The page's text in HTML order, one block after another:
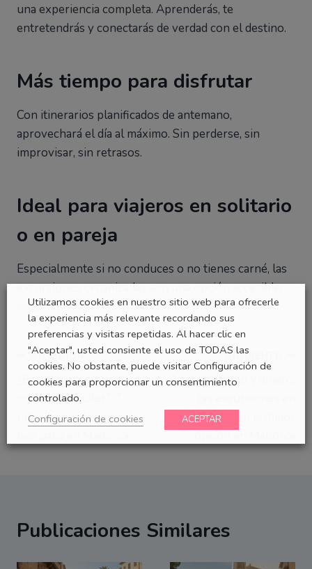
una experiencia completa. Aprenderás, te
entretendrás y conectarás de verdad con el destino.
Más tiempo para disfrutar
Con itinerarios planificados de antemano,
aprovechará el día al máximo. Sin perderse, sin
improvisar, sin retrasos.
Ideal para viajeros en solitario
o en pareja
Especialmente si no conduces o no tienes carné, las
excursiones organizadas son una opción accesible,
segura y social.
Navegación
de
entradas
ANTERIOR
¿Excursión en bus o
coche de alquiler? 7
razones por las que el
SIGUIENTE
Ahorre tiempo y dinero:
autobús son la mejor
Publicaciones Similares
Utilizamos cookies en nuestro sitio web para ofrecerle
la experiencia más relevante recordando sus
preferencias y visitas repetidas. Al hacer clic en
"Aceptar", usted consiente el uso de TODAS las
cookies. No obstante, puede visitar Configuración de
cookies para proporcionar un consentimiento
controlado.
Configuración de cookies
ACEPTAR